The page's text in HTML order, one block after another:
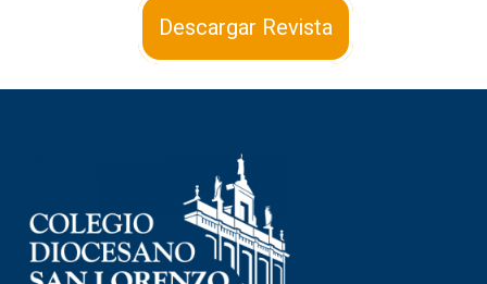
Descargar Revista